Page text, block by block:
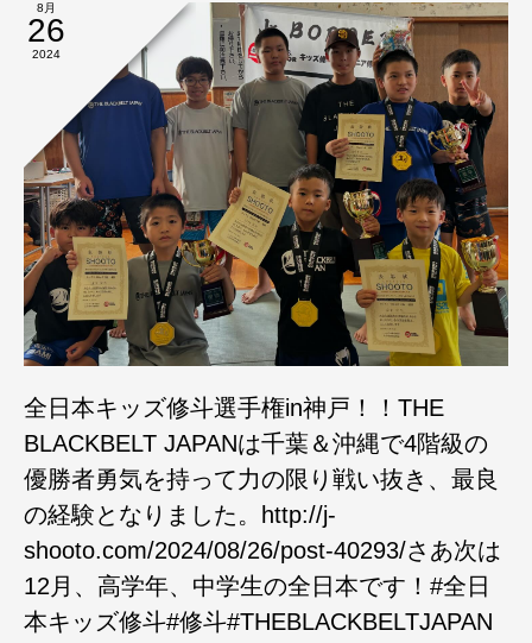
8月
26
2024
全日本キッズ修斗選手権in神戸！！THE
BLACKBELT JAPANは千葉＆沖縄で4階級の
優勝者勇気を持って力の限り戦い抜き、最良
の経験となりました。http://j-
shooto.com/2024/08/26/post-40293/さあ次は
12月、高学年、中学生の全日本です！#全日
本キッズ修斗#修斗#THEBLACKBELTJAPAN